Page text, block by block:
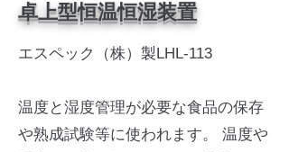
​卓上型恒温恒湿装置
エスペック（株）製LHL-113
温度と湿度管理が必要な食品の保存
や熟成試験等に使われます。 温度や